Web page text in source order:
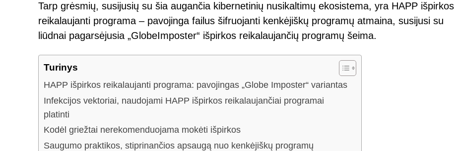
Tarp grėsmių, susijusių su šia augančia kibernetinių nusikaltimų ekosistema, yra HAPP išpirkos
reikalaujanti programa – pavojinga failus šifruojanti kenkėjiškų programų atmaina, susijusi su
liūdnai pagarsėjusia „GlobeImposter“ išpirkos reikalaujančių programų šeima.
Turinys
HAPP išpirkos reikalaujanti programa: pavojingas „Globe Imposter“ variantas
Infekcijos vektoriai, naudojami HAPP išpirkos reikalaujančiai programai
platinti
Kodėl griežtai nerekomenduojama mokėti išpirkos
Saugumo praktikos, stiprinančios apsaugą nuo kenkėjiškų programų